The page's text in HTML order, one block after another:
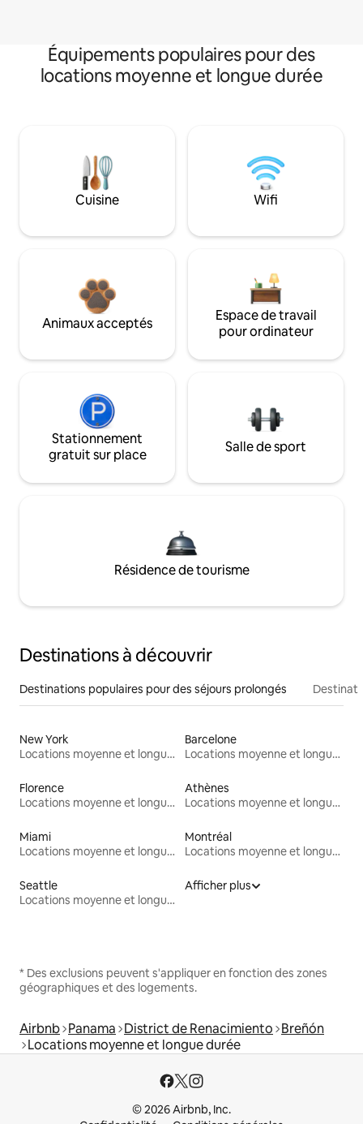
Équipements populaires pour des
locations moyenne et longue durée
Cuisine Wifi
Animaux acceptés
Espace de travail
pour ordinateur
Stationnement
gratuit sur place
Salle de sport
Résidence de tourisme
Destinations à découvrir
Destinations populaires pour des séjours prolongés
New York
Locations moyenne et longue durée
Barcelone
Locations moyenne et longue durée
Florence
Locations moyenne et longue durée
Athènes
Locations moyenne et longue durée
Miami
Locations moyenne et longue durée
Montréal
Locations moyenne et longue durée
Seattle
Locations moyenne et longue durée
Afficher plus
* Des exclusions peuvent s'appliquer en fonction des zones
géographiques et des logements.
Airbnb Panama District de Renacimiento Breñón
Locations moyenne et longue durée
© 2026 Airbnb, Inc.